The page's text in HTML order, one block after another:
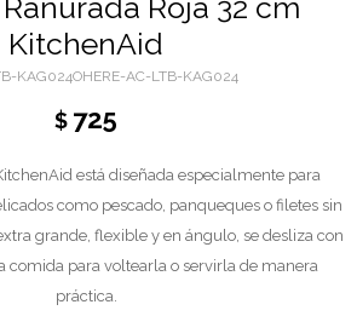
Roja 32 cm
KitchenAid
KAG024OHERE-AC-LTB-KAG024
$ 725
está diseñada especialmente para
como pescado, panqueques o filetes sin
grande, flexible y en ángulo, se desliza con
comida para voltearla o servirla de manera
práctica.